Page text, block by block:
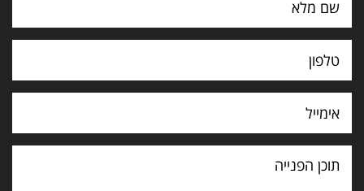
תוכן
הפנייה